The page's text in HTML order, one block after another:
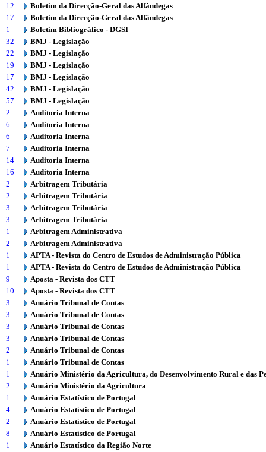
12
Boletim da Direcção-Geral das Alfândegas
17
Boletim da Direcção-Geral das Alfândegas
1
Boletim Bibliográfico - DGSI
32
BMJ - Legislação
22
BMJ - Legislação
19
BMJ - Legislação
17
BMJ - Legislação
42
BMJ - Legislação
57
BMJ - Legislação
2
Auditoria Interna
6
Auditoria Interna
6
Auditoria Interna
7
Auditoria Interna
14
Auditoria Interna
16
Auditoria Interna
2
Arbitragem Tributária
2
Arbitragem Tributária
3
Arbitragem Tributária
3
Arbitragem Tributária
1
Arbitragem Administrativa
2
Arbitragem Administrativa
1
APTA - Revista do Centro de Estudos de Administração Pública
1
APTA - Revista do Centro de Estudos de Administração Pública
9
Aposta - Revista dos CTT
10
Aposta - Revista dos CTT
3
Anuário Tribunal de Contas
3
Anuário Tribunal de Contas
3
Anuário Tribunal de Contas
3
Anuário Tribunal de Contas
2
Anuário Tribunal de Contas
1
Anuário Tribunal de Contas
1
Anuário Ministério da Agricultura, do Desenvolvimento Rural e das
2
Anuário Ministério da Agricultura
1
Anuário Estatístico de Portugal
4
Anuário Estatístico de Portugal
2
Anuário Estatístico de Portugal
8
Anuário Estatístico de Portugal
1
Anuário Estatístico da Região Norte